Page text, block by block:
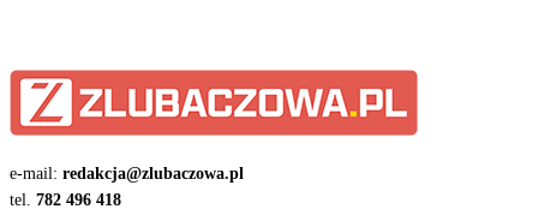
e-mail: redakcja@zlubaczowa.pl
tel. 782 496 418